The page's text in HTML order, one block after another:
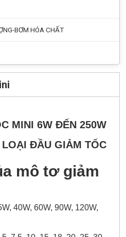
BƠM HÓA CHẤT
MINI 6W ĐẾN 250W
ĐẦU GIẢM TỐC
mô tơ giảm
40W, 60W, 90W, 120W,